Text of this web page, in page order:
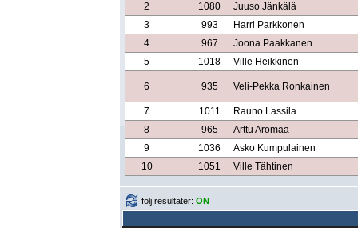
2
1080
Juuso Jänkälä
3
993
Harri Parkkonen
4
967
Joona Paakkanen
5
1018 Ville Heikkinen
6 935 Veli-Pekka Ronkainen
7 1011
Rauno Lassila
8
965
Arttu Aromaa
9
1036
Asko Kumpulainen
10
1051 Ville Tähtinen
följ resultater: ON